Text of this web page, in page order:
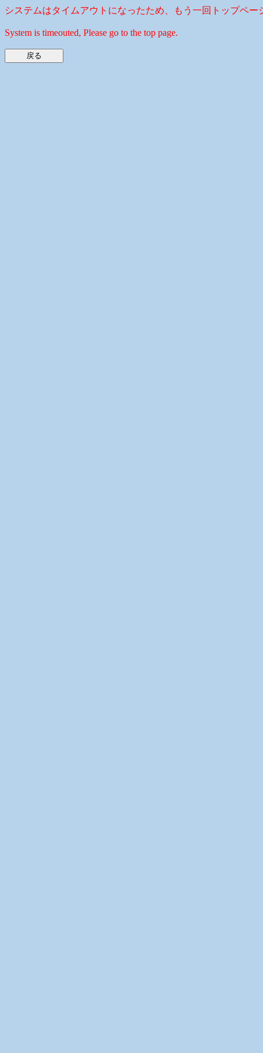
システムはタイムアウトになったため、もう一回トップペー
System is timeouted, Please go to the top page.